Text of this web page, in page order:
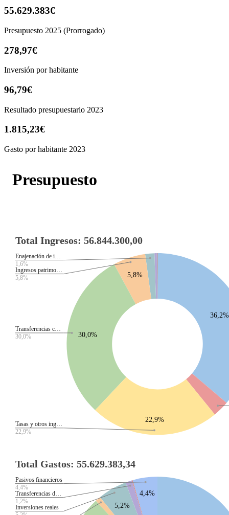
55.629.383€
Presupuesto 2025 (Prorrogado)
278,97€
Inversión por habitante
96,79€
Resultado presupuestario 2023
1.815,23€
Gasto por habitante 2023
Presupuesto